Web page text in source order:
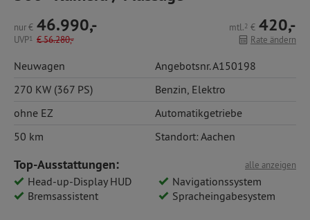
nur€ 46.990,-
UVP1 €56.280,-
mtl.2 € 420,-
Rate ändern
Neuwagen
Angebotsnr. A150198
270 KW (367 PS)
Benzin, Elektro
ohne EZ
Automatikgetriebe
50 km
Standort: Aachen
alle anzeigen
Top-Ausstattungen:
Head-up-Display HUD
Navigationssystem
Bremsassistent
Spracheingabesystem